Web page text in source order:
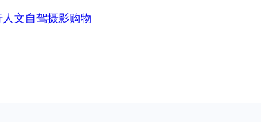
人文自驾摄影购物